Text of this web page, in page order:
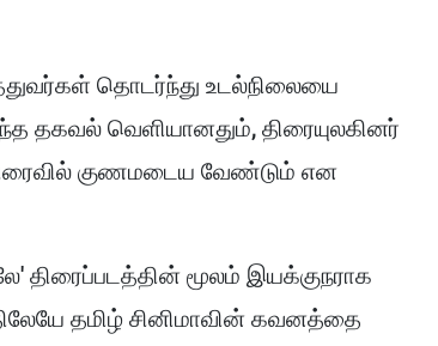
தொடர்ந்து உடல்நிலையை
தகவல் வெளியானதும், திரையுலகினர்
குணமடைய வேண்டும் என
திரைப்படத்தின் மூலம் இயக்குநராக
தமிழ் சினிமாவின் கவனத்தை